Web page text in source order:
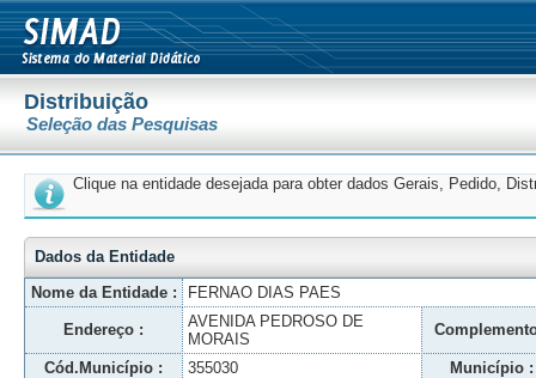
Distribuição
Seleção das Pesquisas
Clique na entidade desejada para obter dados Gerais, Pedido,
Dados da Entidade
Nome da Entidade :
FERNAO DIAS PAES
Endereço :
AVENIDA PEDROSO DE
MORAIS
Cód.Município : 355030 Município :